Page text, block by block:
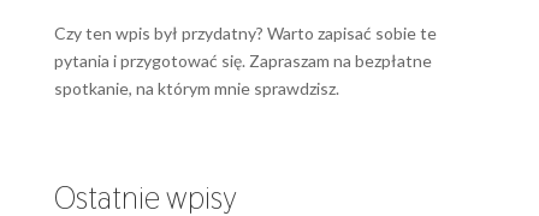
Czy ten wpis był przydatny? Warto zapisać sobie te
pytania i przygotować się. Zapraszam na bezpłatne
spotkanie, na którym mnie sprawdzisz.
Ostatnie wpisy